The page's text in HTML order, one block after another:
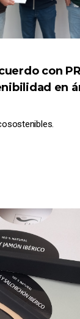
con
en